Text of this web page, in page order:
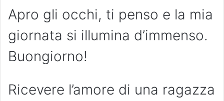
Apro gli occhi, ti penso e la mia
giornata si illumina d’immenso.
Buongiorno!
Ricevere l’amore di una ragazza